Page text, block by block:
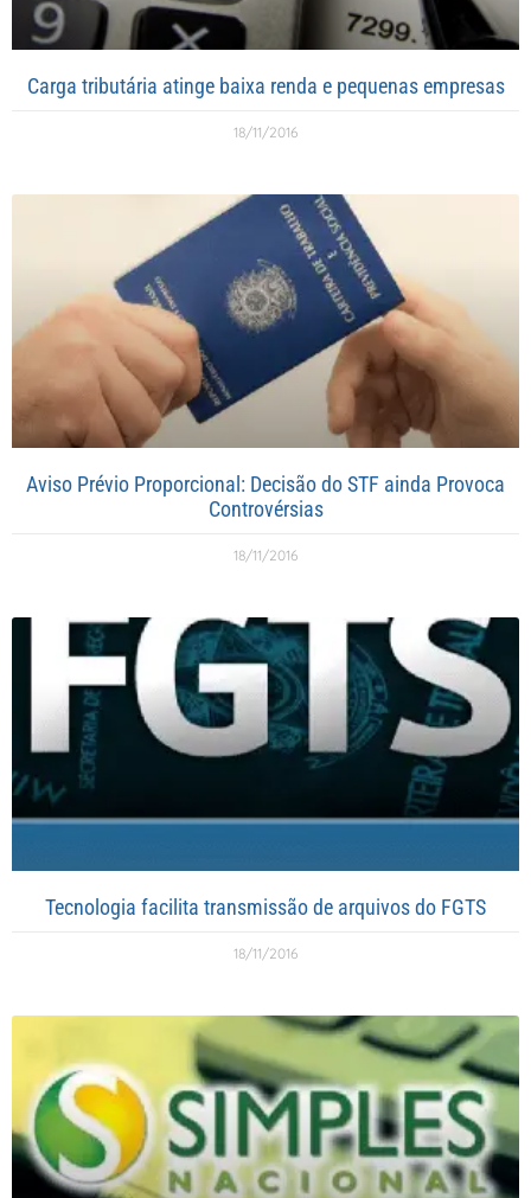
Carga tributária atinge baixa renda e pequenas empresas
18/11/2016
Aviso Prévio Proporcional: Decisão do STF ainda Provoca
Controvérsias
18/11/2016
Tecnologia facilita transmissão de arquivos do FGTS
18/11/2016